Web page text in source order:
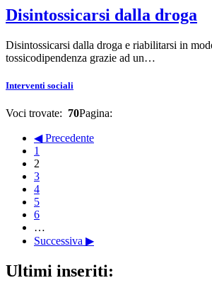
Disintossicarsi dalla droga
Disintossicarsi dalla droga e riabilitarsi in
tossicodipendenza grazie ad un…
Interventi sociali
Voci trovate: 70Pagina:
◀ Precedente
1
2
3
4
5
6
…
Successiva ▶
Ultimi inseriti: